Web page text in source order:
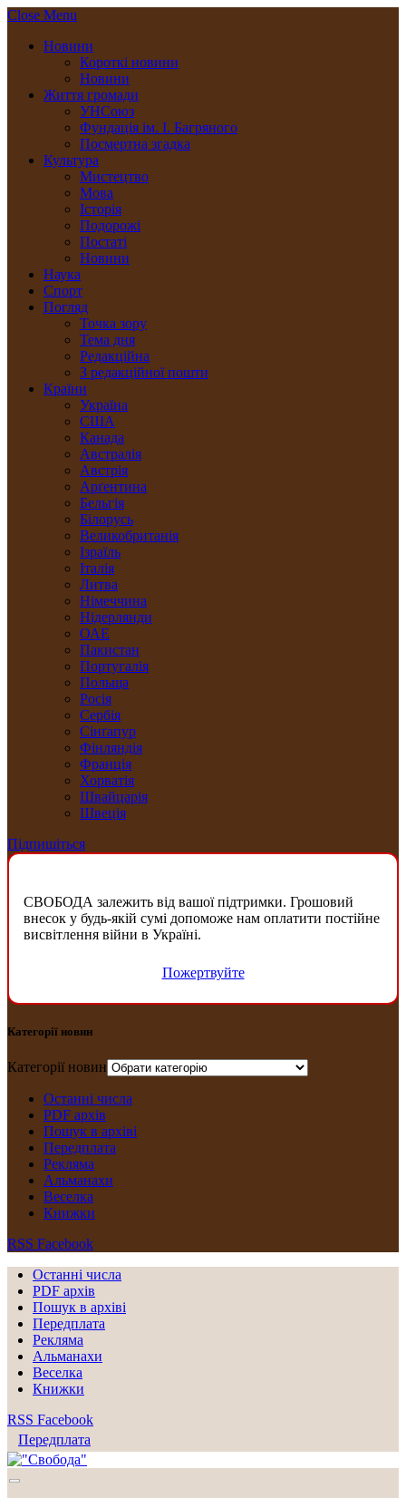
Close Menu
Новини
Короткі новини
Новини
Життя громади
УНСоюз
Фундація ім. І. Багряного
Посмертна згадка
Культура
Мистецтво
Мова
Історія
Подорожі
Постаті
Новини
Наука
Спорт
Погляд
Точка зору
Тема дня
Редакційна
З редакційної пошти
Країни
Україна
США
Канада
Австралія
Австрія
Арґентина
Бельгія
Білорусь
Великобританія
Ізраїль
Італія
Литва
Німеччина
Нідерлянди
ОАЕ
Пакистан
Португалія
Польща
Росія
Сербія
Сінґапур
Фінляндія
Франція
Хорватія
Швайцарія
Швеція
Підпишіться
СВОБОДА залежить від вашої підтримки. Грошовий
внесок у будь-якій сумі допоможе нам оплатити постійне
висвітлення війни в Україні.
Пожертвуйте
Категорії новин
Категорії новин
Останні числа
PDF архів
Пошук в архіві
Передплата
Рекляма
Альманахи
Веселка
Книжки
RSS Facebook
Останні числа
PDF архів
Пошук в архіві
Передплата
Рекляма
Альманахи
Веселка
Книжки
RSS Facebook
Передплата